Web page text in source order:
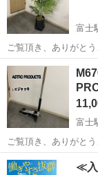
富士
ご覧頂き、ありがと
具を販売しております。 まとめてご購入して頂ければ、お値
ていただきます！ 商品説明 美品！高さおよそ160cm 幅100cm 管理番
号 M6...
静岡 富士市
富士
ご覧頂き、ありがと
電を販売しております。 まとめてご購入して頂ければ、お値
ていただきます！ 商品説明 動作確認済み 管理番号 M670 ★配送相談
静岡 富士市
≪入